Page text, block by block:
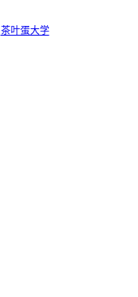
茶叶蛋大学